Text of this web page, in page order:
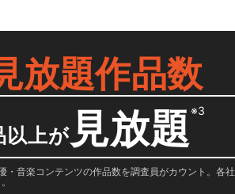
放題作品数
以上が 見放題※3
音楽コンテンツの作品数を調査員がカウント。各社